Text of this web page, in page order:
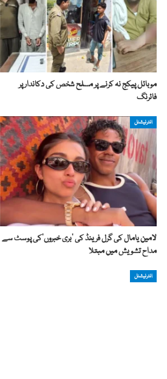
موبائل پیکج نہ کرنے پر مسلح شخص کی دکاندار پر
فائرنگ
انٹرنیشنل
لامین یامال کی گرل فرینڈ کی ’بری خبروں‘کی پوسٹ سے
مداح تشویش میں مبتلا
انٹرنیشنل